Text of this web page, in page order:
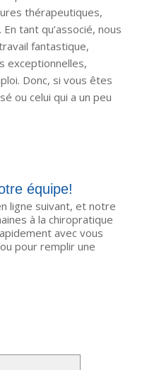
thérapeutiques,
tant qu’associé, nous
fantastique,
exceptionnelles,
Donc, si vous êtes
ou celui qui a un peu
équipe!
ligne suivant, et notre
à la chiropratique
avec vous
pour remplir une